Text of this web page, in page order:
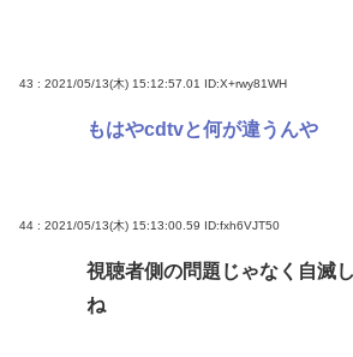
43 : 2021/05/13(木) 15:12:57.01 ID:X+rwy81WH
もはやcdtvと何が違うんや
44 : 2021/05/13(木) 15:13:00.59 ID:fxh6VJT50
視聴者側の問題じゃなく自滅
ね